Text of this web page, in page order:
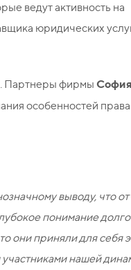
ведут активность на
юридических
Партнеры фирмы София
особенностей права
выводу, что
понимание
они приняли для себя
нашей